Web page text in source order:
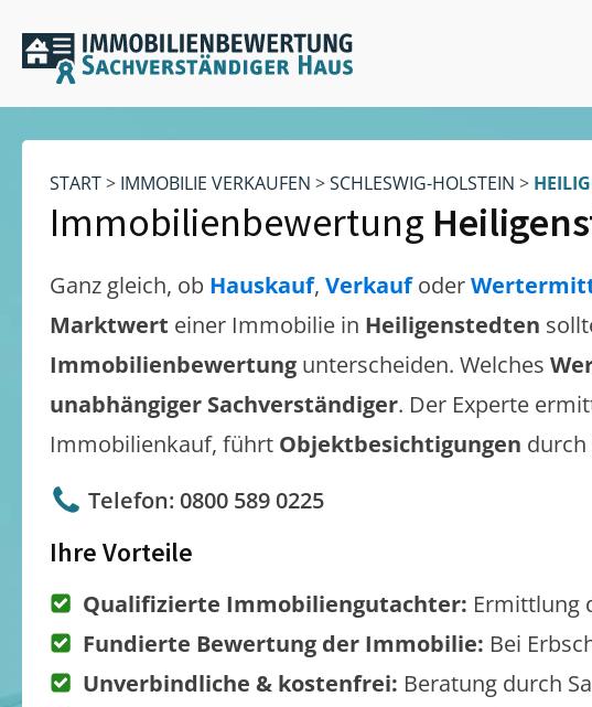
START> IMMOBILIE VERKAUFEN >SCHLESWIG-HOLSTEIN >
Immobilienbewertung
Ganz gleich, ob Hauskauf, Verkaufoder
Marktwert einer Immobilie in Heiligenstedten
Immobilienbewertung unterscheiden. Welches
unabhängiger Sachverständiger. Der Experte
Immobilienkauf, führt Objektbesichtigungen
Telefon: 0800 589 0225
Ihre Vorteile
Qualifizierte Immobiliengutachter: Ermittlung
Fundierte Bewertung der Immobilie: Bei
Unverbindliche & kostenfrei: Beratung durch